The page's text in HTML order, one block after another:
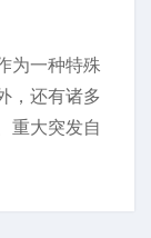
为一种特殊
，还有诸多
重大突发自